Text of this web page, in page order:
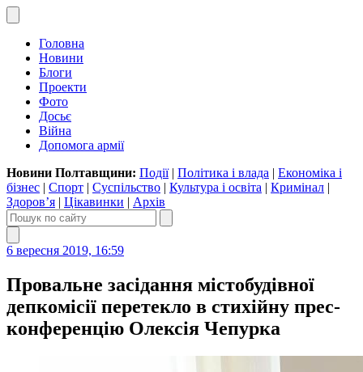
Головна
Новини
Блоги
Проекти
Фото
Досьє
Війна
Допомога армії
Новини Полтавщини: Події| Політика і влада | Економіка і
бізнес | Спорт | Суспільство | Культура і освіта | Кримінал |
Здоров’я | Цікавинки | Архів
6 вересня 2019, 16:59
Провальне засідання містобудівної
депкомісії перетекло в стихійну прес-
конференцію Олексія Чепурка